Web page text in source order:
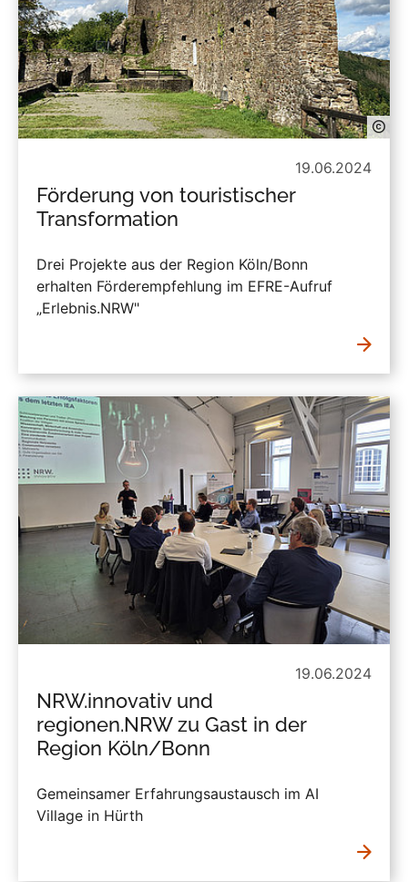
19.06.2024
Förderung von touristischer
Transformation
Drei Projekte aus der Region Köln/Bonn
erhalten Förderempfehlung im EFRE-Aufruf
„Erlebnis.NRW"
19.06.2024
NRW.innovativ und
regionen.NRW zu Gast in der
Region Köln/Bonn
Gemeinsamer Erfahrungsaustausch im AI
Village in Hürth